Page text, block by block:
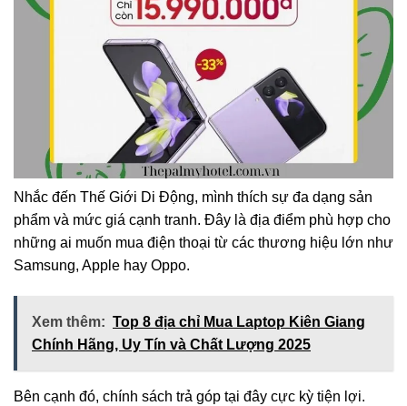
Nhắc đến Thế Giới Di Động, mình thích sự đa dạng sản
phẩm và mức giá cạnh tranh. Đây là địa điểm phù hợp cho
những ai muốn mua điện thoại từ các thương hiệu lớn như
Samsung, Apple hay Oppo.
Xem thêm: Top 8 địa chỉ Mua Laptop Kiên Giang
Chính Hãng, Uy Tín và Chất Lượng 2025
Bên cạnh đó, chính sách trả góp tại đây cực kỳ tiện lợi.